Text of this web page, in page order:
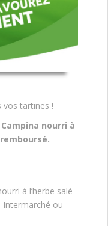
vos tartines !
Campina nourri à
à l’herbe salé
Intermarché ou